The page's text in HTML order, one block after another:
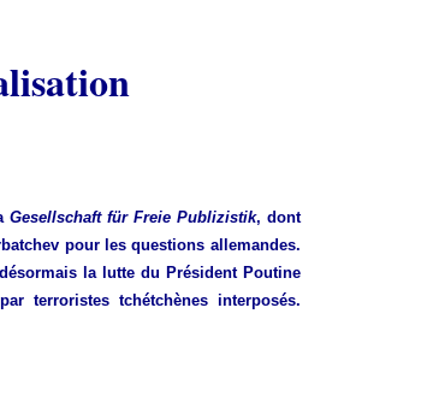
Gesellschaft für Freie Publizistik, dont
pour les questions allemandes.
la lutte du Président Poutine
terroristes tchétchènes interposés.